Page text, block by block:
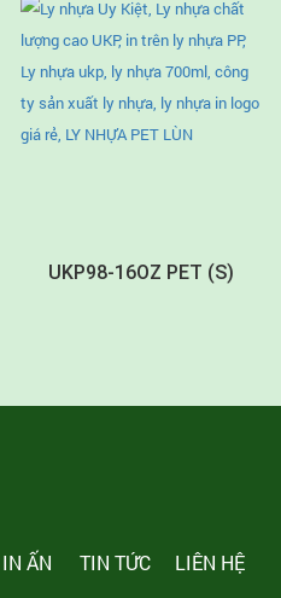
UKP98-16OZ PET (S)
ẤN TIN TỨC
LIÊN HỆ